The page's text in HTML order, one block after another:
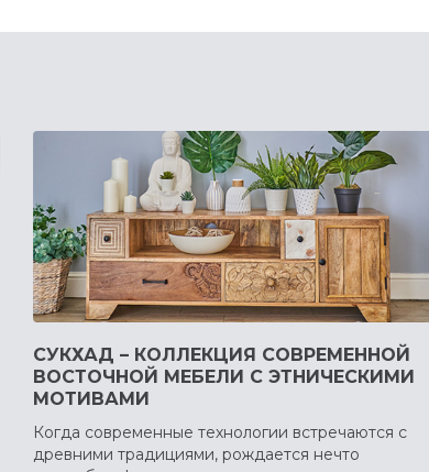
СУКХАД – КОЛЛЕКЦИЯ СОВРЕМЕННОЙ
ВОСТОЧНОЙ МЕБЕЛИ С ЭТНИЧЕСКИМИ
МОТИВАМИ
Когда современные технологии встречаются с
древними традициями, рождается нечто